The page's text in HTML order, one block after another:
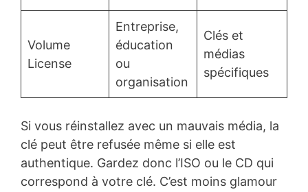
Volume
License
Entreprise,
éducation
ou
organisation
Clés et
médias
spécifiques
Si vous réinstallez avec un mauvais média, la
clé peut être refusée même si elle est
authentique. Gardez donc l’ISO ou le CD qui
correspond à votre clé. C’est moins glamour